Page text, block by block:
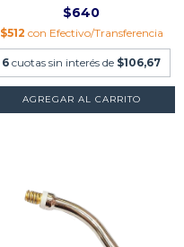
$640
$512 con Efectivo/Transferencia
6 cuotas sin interés de $106,67